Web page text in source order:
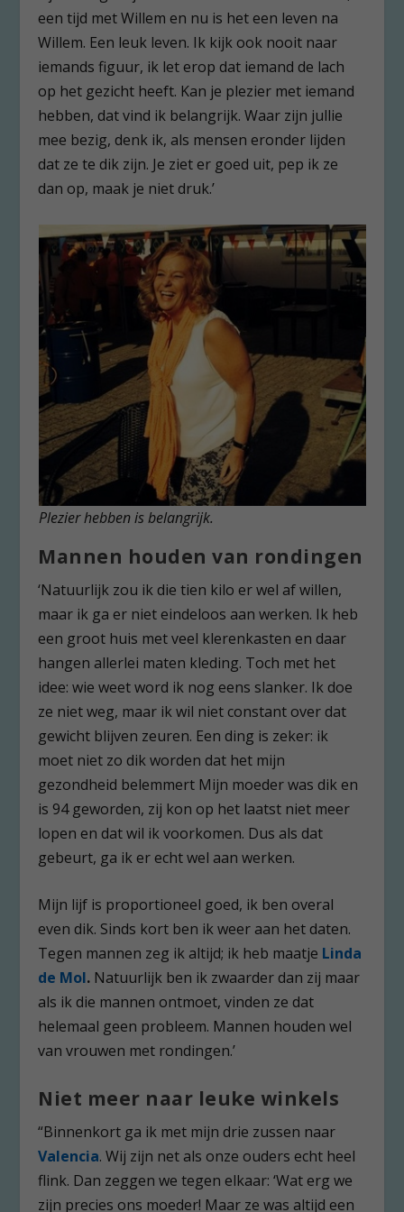
een tijd met Willem en nu is het een leven na
Willem. Een leuk leven. Ik kijk ook nooit naar
iemands figuur, ik let erop dat iemand de lach
op het gezicht heeft. Kan je plezier met iemand
hebben, dat vind ik belangrijk. Waar zijn jullie
mee bezig, denk ik, als mensen eronder lijden
dat ze te dik zijn. Je ziet er goed uit, pep ik ze
dan op, maak je niet druk.’
Plezier hebben is belangrijk.
Mannen houden van rondingen
‘Natuurlijk zou ik die tien kilo er wel af willen,
maar ik ga er niet eindeloos aan werken. Ik heb
een groot huis met veel klerenkasten en daar
hangen allerlei maten kleding. Toch met het
idee: wie weet word ik nog eens slanker. Ik doe
ze niet weg, maar ik wil niet constant over dat
gewicht blijven zeuren. Een ding is zeker: ik
moet niet zo dik worden dat het mijn
gezondheid belemmert Mijn moeder was dik en
is 94 geworden, zij kon op het laatst niet meer
lopen en dat wil ik voorkomen. Dus als dat
gebeurt, ga ik er echt wel aan werken.
Mijn lijf is proportioneel goed, ik ben overal
even dik. Sinds kort ben ik weer aan het daten.
Tegen mannen zeg ik altijd; ik heb maatje Linda
de Mol. Natuurlijk ben ik zwaarder dan zij maar
als ik die mannen ontmoet, vinden ze dat
helemaal geen probleem. Mannen houden wel
van vrouwen met rondingen.’
Niet meer naar leuke winkels
“Binnenkort ga ik met mijn drie zussen naar
Valencia. Wij zijn net als onze ouders echt heel
flink. Dan zeggen we tegen elkaar: ‘Wat erg we
zijn precies ons moeder! Maar ze was altijd een